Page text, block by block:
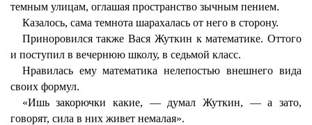
темным улицам, оглашая пространство зычным пением.
Казалось, сама темнота шарахалась от него в сторону.
Приноровился также Вася Жуткин к математике. Оттого
и поступил в вечернюю школу, в седьмой класс.
Нравилась ему математика нелепостью внешнего вида
своих формул.
«Ишь закорючки какие, — думал Жуткин, — а зато,
говорят, сила в них живет немалая».